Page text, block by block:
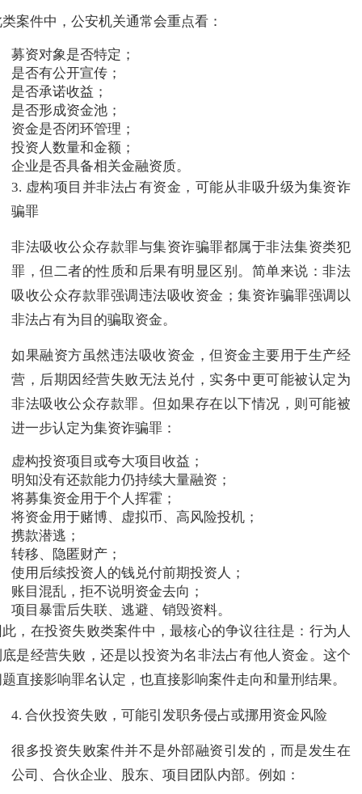
案件中，公安机关通常会重点看：
募资对象是否特定；
是否有公开宣传；
是否承诺收益；
是否形成资金池；
资金是否闭环管理；
投资人数量和金额；
企业是否具备相关金融资质。
3. 虚构项目并非法占有资金，可能从非吸升级为集资诈
骗罪
非法吸收公众存款罪与集资诈骗罪都属于非法集资类犯
罪，但二者的性质和后果有明显区别。简单来说：非法
吸收公众存款罪强调违法吸收资金；集资诈骗罪强调以
非法占有为目的骗取资金。
如果融资方虽然违法吸收资金，但资金主要用于生产经
营，后期因经营失败无法兑付，实务中更可能被认定为
非法吸收公众存款罪。但如果存在以下情况，则可能被
进一步认定为集资诈骗罪：
虚构投资项目或夸大项目收益；
明知没有还款能力仍持续大量融资；
将募集资金用于个人挥霍；
将资金用于赌博、虚拟币、高风险投机；
携款潜逃；
转移、隐匿财产；
使用后续投资人的钱兑付前期投资人；
账目混乱，拒不说明资金去向；
项目暴雷后失联、逃避、销毁资料。
，在投资失败类案件中，最核心的争议往往是：行为人
是经营失败，还是以投资为名非法占有他人资金。这个
直接影响罪名认定，也直接影响案件走向和量刑结果。
4. 合伙投资失败，可能引发职务侵占或挪用资金风险
很多投资失败案件并不是外部融资引发的，而是发生在
公司、合伙企业、股东、项目团队内部。例如：